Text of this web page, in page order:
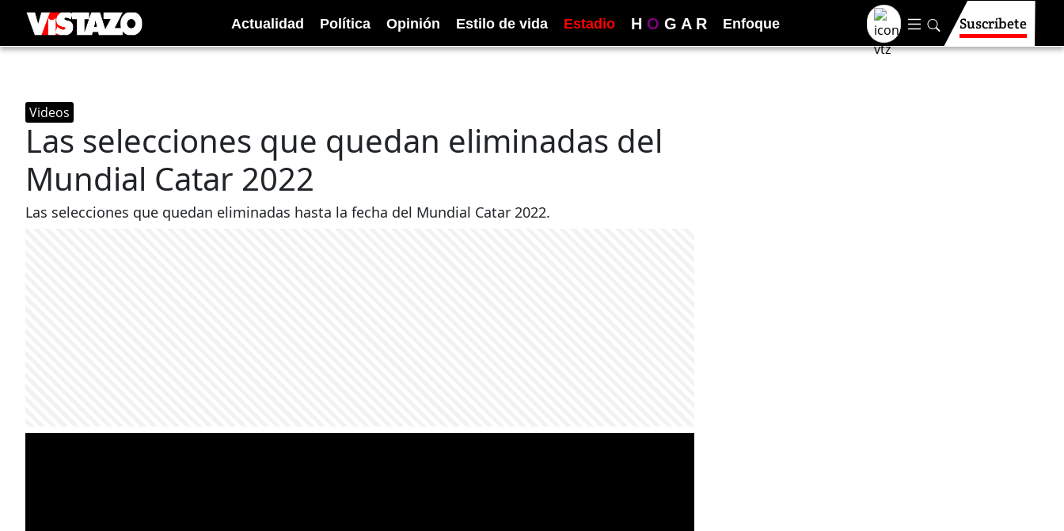
Actualidad Política Opinión Estilo de vida Estadio H O G A R Enfoque Suscríbete
Videos
Las selecciones que quedan eliminadas del
Mundial Catar 2022
Las selecciones que quedan eliminadas hasta la fecha del Mundial Catar 2022.